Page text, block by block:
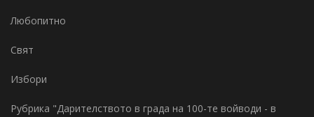
Любопитно
Свят
Избори
Рубрика "Дарителството в града на 100-те войводи - в